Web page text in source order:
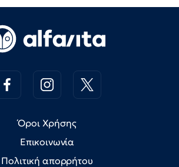
Όροι Χρήσης
Επικοινωνία
Πολιτική απορρήτου